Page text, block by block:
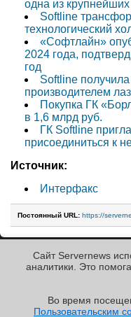
одна из
Softline
технологический
«Софтлайн»
2024 года,
год
Softline
производителем
Покупка ГК
в 1,6 млрд руб.
ГК Softline
присоединиться к
Источник:
Интерфакс
Постоянный URL: https://
« Назад к ленте
Сайт Servernews
аналитики. Это
Во время
Пользовательским